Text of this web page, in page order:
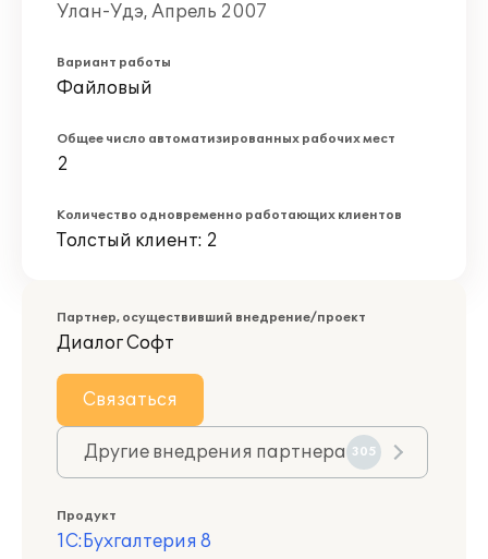
Улан-Удэ, Апрель 2007
Вариант работы
Файловый
Общее число автоматизированных рабочих мест
2
Количество одновременно работающих клиентов
Толстый клиент: 2
Партнер, осуществивший внедрение/проект
Диалог Софт
Связаться
Другие внедрения партнера 305
Продукт
1С:Бухгалтерия 8